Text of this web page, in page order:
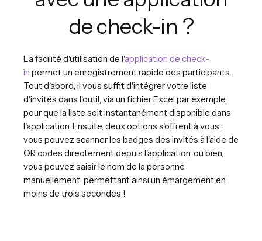
de check-in ?
La facilité d'utilisation de l'application de check-
in permet un enregistrement rapide des participants.
Tout d'abord, il vous suffit d'intégrer votre liste
d'invités dans l'outil, via un fichier Excel par exemple,
pour que la liste soit instantanément disponible dans
l'application. Ensuite, deux options s'offrent à vous :
vous pouvez scanner les badges des invités à l'aide de
QR codes directement depuis l'application, ou bien,
vous pouvez saisir le nom de la personne
manuellement, permettant ainsi un émargement en
moins de trois secondes !